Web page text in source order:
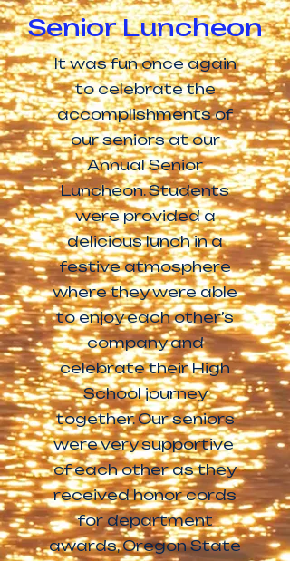
Senior Luncheon
It was fun once again
to celebrate the
accomplishments of
our seniors at our
Annual Senior
Luncheon. Students
were provided a
delicious lunch in a
festive atmosphere
where they were able
to enjoy each other’s
company and
celebrate their High
School journey
together. Our seniors
were very supportive
of each other as they
received honor cords
for department
awards, Oregon State